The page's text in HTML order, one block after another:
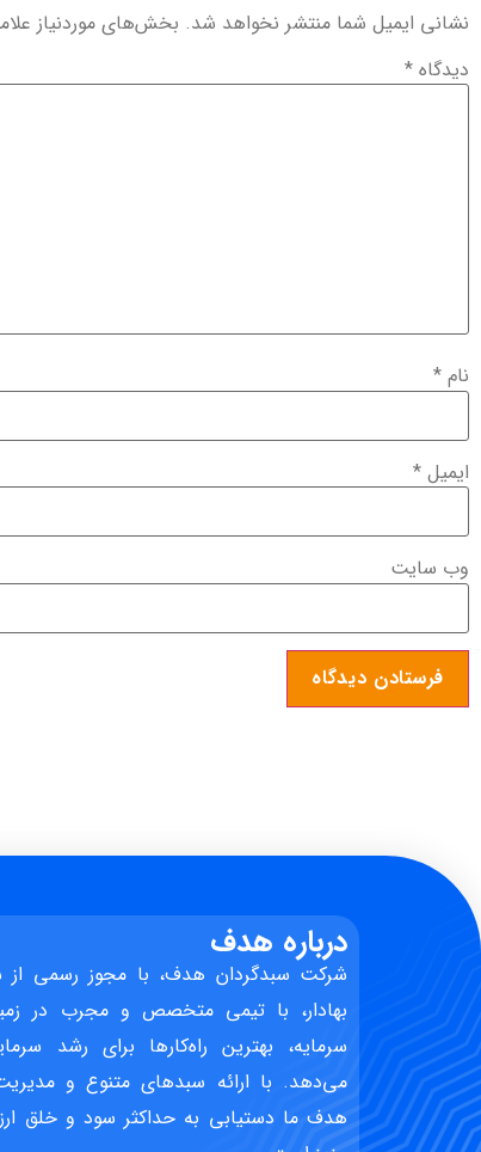
نشانی ایمیل شما منتشر نخواهد شد. بخش‌های موردنیاز
دیدگاه *
نام *
ایمیل *
وب‌ سایت
درباره هدف
شرکت سبدگردان هدف، با مجوز رسمی از
بهادار، با تیمی متخصص و مجرب در
سرمایه، بهترین راه‌کارها برای رشد
می‌دهد. با ارائه سبدهای متنوع و
هدف ما دستیابی به حداکثر سود و خلق